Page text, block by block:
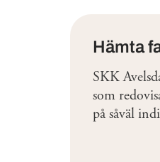
Hämta
SKK
som
på såväl